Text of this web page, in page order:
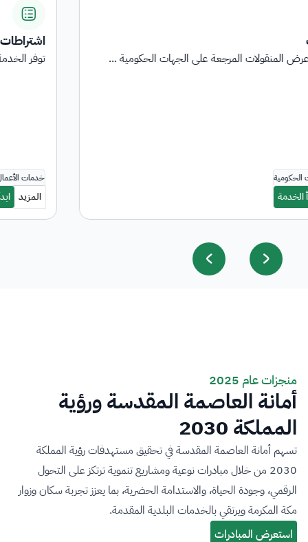
توفر الخدمة معلومات شاملة حول المتطلبات والاشتراطا...
منجزات عام 2025
أمانة العاصمة المقدسة ورؤية
المملكة 2030
تسهم أمانة العاصمة المقدسة في تحقيق مستهدفات رؤية المملكة
2030 من خلال مبادرات نوعية ومشاريع تنموية ترتكز على التحول
الرقمي، وجودة الحياة، والاستدامة الحضرية، بما يعزز تجربة سكان وزوار
مكة المكرمة ويرتقي بالخدمات البلدية المقدمة.